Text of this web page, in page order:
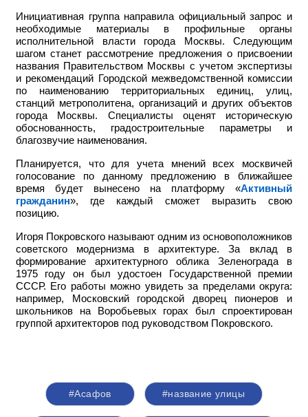
Инициативная группа направила официальный запрос и
необходимые материалы в профильные органы
исполнительной власти города Москвы. Следующим
шагом станет рассмотрение предложения о присвоении
названия Правительством Москвы с учетом экспертизы
и рекомендаций Городской межведомственной комиссии
по наименованию территориальных единиц, улиц,
станций метрополитена, организаций и других объектов
города Москвы. Специалисты оценят историческую
обоснованность, градостроительные параметры и
благозвучие наименования.
Планируется, что для учета мнений всех москвичей
голосование по данному предложению в ближайшее
время будет вынесено на платформу «Активный
гражданин», где каждый сможет выразить свою
позицию.
Игоря Покровского называют одним из основоположников
советского модернизма в архитектуре. За вклад в
формирование архитектурного облика Зеленограда в
1975 году он был удостоен Государственной премии
СССР. Его работы можно увидеть за пределами округа:
например,
Московский городской дворец пионеров и
школьников на Воробьевых горах был спроектирован
группой архитекторов под руководством Покровского.
#Асафов #название улицы